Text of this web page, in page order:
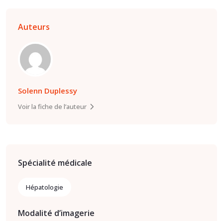
Auteurs
Solenn Duplessy
Voir la fiche de l’auteur
Spécialité médicale
Hépatologie
Modalité d’imagerie